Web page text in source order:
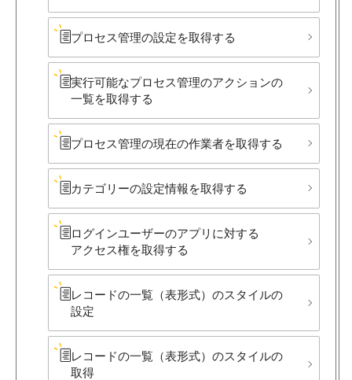
プロセス管理の​設定を​取得する
実行可能な​プロセス管理の​アクションの​
一覧を​取得する
プロセス管理の​現在の​作業者を​取得する
カテゴリーの​設定情報を​取得する
ログインユーザーの​アプリに​対する​
アクセス権を​取得する
レコードの​一覧​（表形式）の​スタイルの​
設定
レコードの​一覧​（表形式）の​スタイルの​
取得